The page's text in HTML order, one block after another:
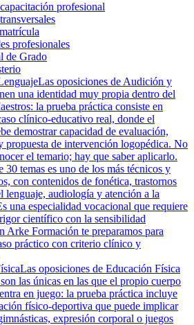
profesional
profesionales
de Grado
Las oposiciones de Audición y
una identidad muy propia dentro del
la prueba práctica consiste en
clínico-educativo real, donde el
demostrar capacidad de evaluación,
propuesta de intervención logopédica. No
el temario; hay que saber aplicarlo.
30 temas es uno de los más técnicos y
con contenidos de fonética, trastornos
lenguaje, audiología y atención a la
una especialidad vocacional que requiere
científico con la sensibilidad
Arke Formación te preparamos para
práctico con criterio clínico y
Las oposiciones de Educación Física
las únicas en las que el propio cuerpo
en juego: la prueba práctica incluye
físico-deportiva que puede implicar
expresión corporal o juegos